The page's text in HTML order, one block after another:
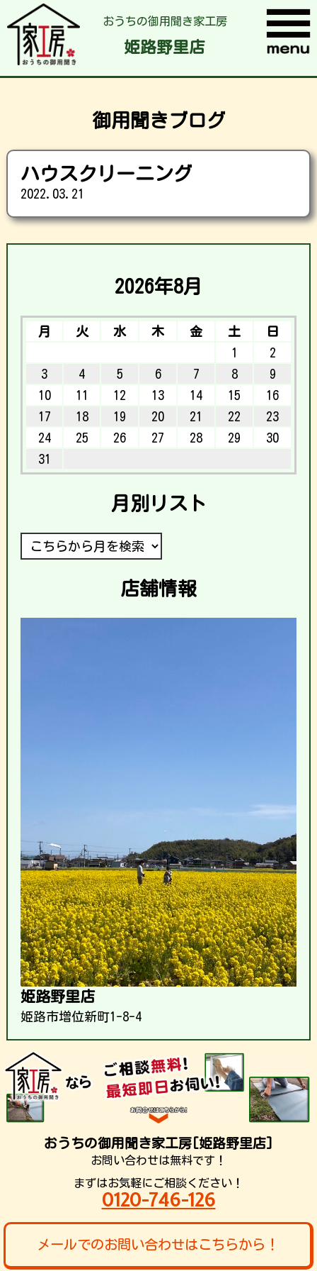
おうちの御用聞き家工房
姫路野里店
御用聞きブログ
ハウスクリーニング
2022.03.21
2026年8月
月 火 水 木 金 土
日
1
2
3
4 5 6 7 8
9
10
11 12 13 14 15
16
17
18 19 20 21 22
23
24
25 26 27 28 29
30
31
月別リスト
店舗情報
姫路野里店
姫路市増位新町1-8-4
おうちの御用聞き家工房[姫路野里店]
お問い合わせは無料です！
まずはお気軽にご相談ください！
0120-746-126
メールでのお問い合わせはこちらから！